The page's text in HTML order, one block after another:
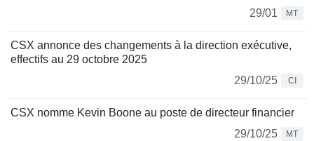
29/01
MT
CSX annonce des changements à la direction exécutive,
effectifs au 29 octobre 2025
29/10/25
CI
CSX nomme Kevin Boone au poste de directeur financier
29/10/25
MT